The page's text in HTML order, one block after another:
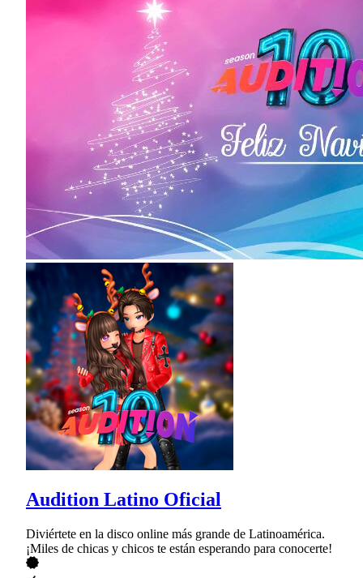
Audition Latino Oficial
Diviértete en la disco online más grande de Latinoamérica.
¡Miles de chicas y chicos te están esperando para conocerte!